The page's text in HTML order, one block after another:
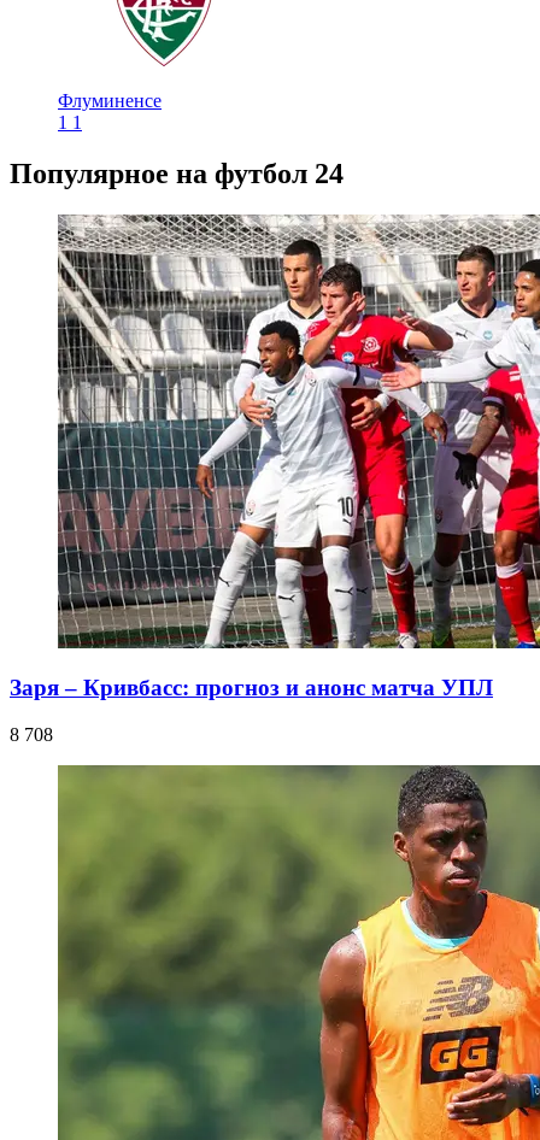
Флуминенсе
1 1
Популярное на футбол 24
Заря – Кривбасс: прогноз и анонс матча УПЛ
8 708